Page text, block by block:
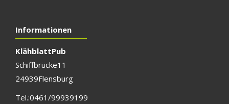
Informationen
Klähblatt Pub
Schiffbrücke 11
24939 Flensburg
Tel.: 0461/999 391 99